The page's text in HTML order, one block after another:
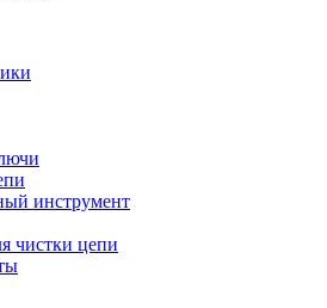
инструмент
чистки цепи